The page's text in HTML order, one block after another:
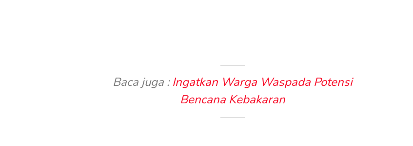
Baca juga :Ingatkan Warga Waspada Potensi
Bencana Kebakaran